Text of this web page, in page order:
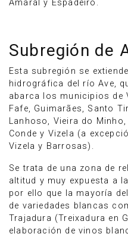
Amaral y Espadeiro.
Subregión de
Esta subregión se
hidrográfica del río Ave,
abarca los municipios de
Fafe, Guimarães, Santo
Lanhoso, Vieira do
Conde y Vizela (a
Vizela y Barrosas).
Se trata de una zona de
altitud y muy expuesta a
por ello que la mayoría
de variedades blancas
Trajadura (Treixadura en
elaboración de vinos